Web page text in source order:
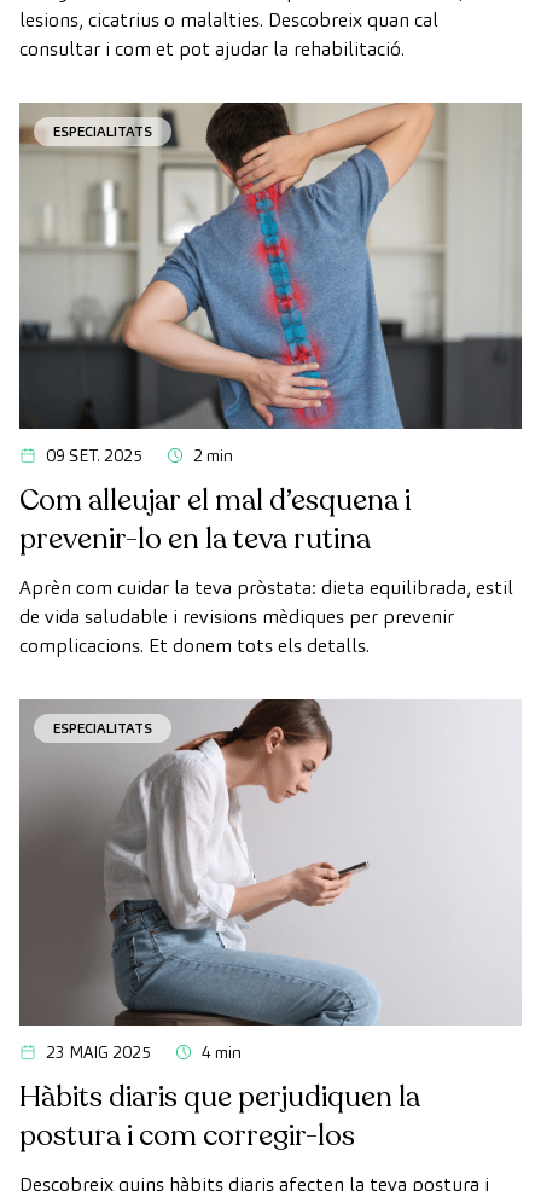
lesions, cicatrius o malalties. Descobreix quan cal
consultar i com et pot ajudar la rehabilitació.
ESPECIALITATS
09 SET. 2025 2 min
Com alleujar el mal d’esquena i
prevenir-lo en la teva rutina
Aprèn com cuidar la teva pròstata: dieta equilibrada, estil
de vida saludable i revisions mèdiques per prevenir
complicacions. Et donem tots els detalls.
ESPECIALITATS
23 MAIG 2025 4 min
Hàbits diaris que perjudiquen la
postura i com corregir-los
Descobreix quins hàbits diaris afecten la teva postura i